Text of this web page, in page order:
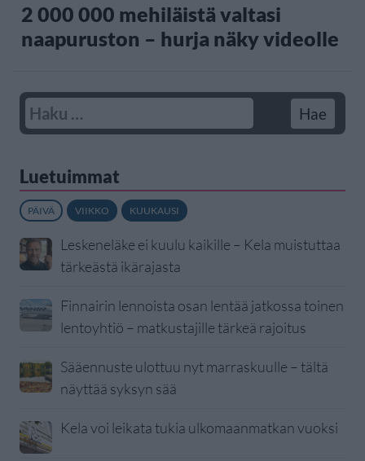
2 000 000 mehiläistä valtasi
naapuruston – hurja näky videolle
Luetuimmat
PÄIVÄ VIIKKO KUUKAUSI
Leskeneläke ei kuulu kaikille – Kela muistuttaa
tärkeästä ikärajasta
Finnairin lennoista osan lentää jatkossa toinen
lentoyhtiö – matkustajille tärkeä rajoitus
Sääennuste ulottuu nyt marraskuulle – tältä
näyttää syksyn sää
Kela voi leikata tukia ulkomaanmatkan vuoksi